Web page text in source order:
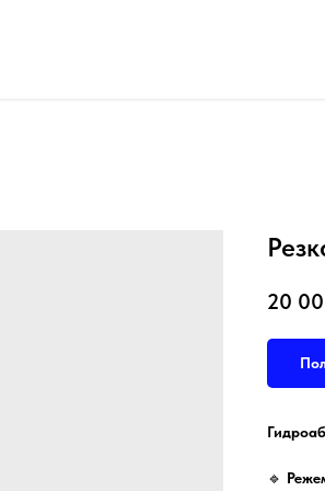
20
🔹